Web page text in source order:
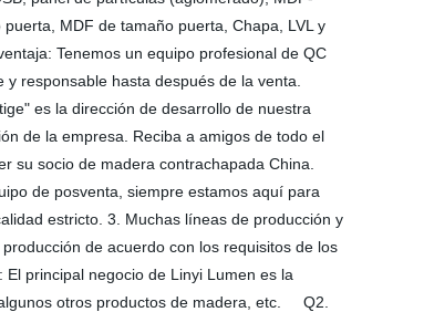
MDF de tamaño puerta, Chapa, LVL y
Tenemos un equipo profesional de QC
responsable hasta después de la venta.
es la dirección de desarrollo de nuestra
de la empresa. Reciba a amigos de todo el
su socio de madera contrachapada China.
de posventa, siempre estamos aquí para
estricto. 3. Muchas líneas de producción y
de acuerdo con los requisitos de los
principal negocio de Linyi Lumen es la
otros productos de madera, etc. Q2.